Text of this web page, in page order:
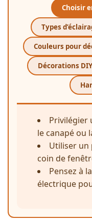
Choisir
Types
Couleurs pour
Décorations DIY
Privilégier
le canapé ou
Utiliser un
coin de
Pensez à
électrique